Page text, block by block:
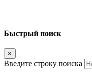
Быстрый поиск
×
Введите строку поиска